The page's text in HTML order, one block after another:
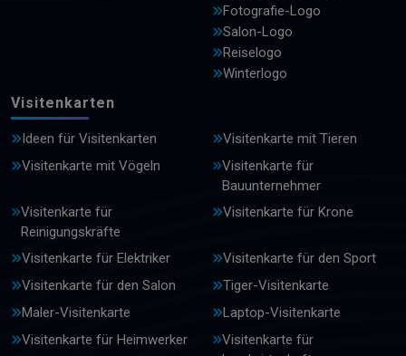
Fotografie-Logo
Salon-Logo
Reiselogo
Winterlogo
Visitenkarten
Ideen für Visitenkarten
Visitenkarte mit Tieren
Visitenkarte mit Vögeln
Visitenkarte für
Bauunternehmer
Visitenkarte für
Reinigungskräfte
Visitenkarte für Krone
Visitenkarte für Elektriker
Visitenkarte für den Sport
Visitenkarte für den Salon
Tiger-Visitenkarte
Maler-Visitenkarte
Laptop-Visitenkarte
Visitenkarte für Heimwerker
Visitenkarte für